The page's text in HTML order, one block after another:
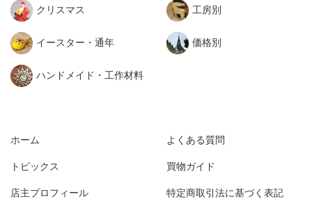
クリスマス
イースター・通年
ハンドメイド・工作材料
工房別
価格別
ホーム
トピックス
店主プロフィール
よくある質問
買物ガイド
特定商取引法に基づく表記